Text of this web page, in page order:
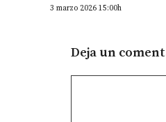
3 marzo 2026 15:00h
Deja un